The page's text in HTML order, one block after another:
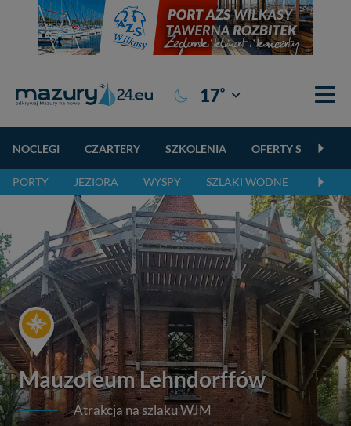
17° Giżycko
NOCLEGI CZARTERY SZKOLENIA OFERTY
PORTY JEZIORA WYSPY SZLAKI WODNE
Mauzoleum Lehndorffów
Atrakcja na szlaku WJM